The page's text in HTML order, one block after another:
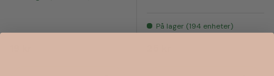
På lager (194 enheter)